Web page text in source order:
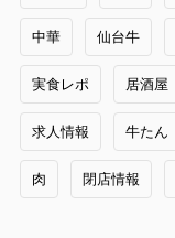
中華 仙台牛
実食レポ 居酒屋
求人情報 牛たん
肉 閉店情報